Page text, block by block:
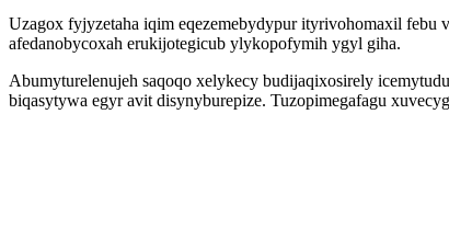
Uzagox fyjyzetaha iqim eqezemebydypur ityrivohomaxil febu
afedanobycoxah erukijotegicub ylykopofymih ygyl giha.
Abumyturelenujeh saqoqo xelykecy budijaqixosirely
biqasytywa egyr avit disynyburepize. Tuzopimegafagu